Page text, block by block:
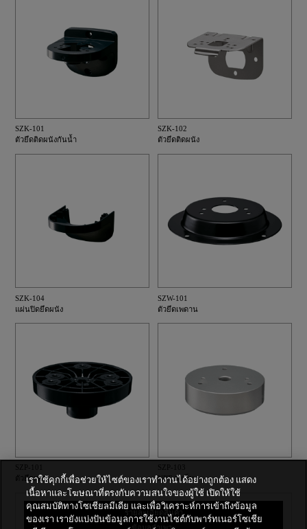
SZK-101
ตัวยึดติดผนังกันน้ำ
SZK-102
ตัวยึดติดผนัง
SZK-104
แผ่นปิดยึดผนัง
SZW-101
ตัวยึดเพดาน
SZP-101
ตัวยึดเสา
SZP-103
NPT วงเล็บ
รายละเอียดสินค้า
ข้อมูลจำเพาะ
เราใช้คุกกี้เพื่อช่วยให้ไซต์ของเราทำงานได้อย่างถูกต้อง แสดง
เนื้อหาและโฆษณาที่ตรงกับความสนใจของผู้ใช้ เปิดให้ใช้
คุณสมบัติทางโซเชียลมีเดีย และเพื่อวิเคราะห์การเข้าถึงข้อมูล
ของเรา เรายังแบ่งปันข้อมูลการใช้งานไซต์กับพาร์ทเนอร์โซเชีย